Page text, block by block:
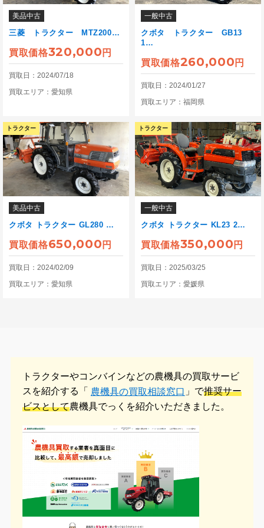
美品中古
三菱 トラクター MTZ200…
買取価格320,000 円
買取日：2024/07/18
買取エリア：愛知県
一般中古
クボタ トラクター GB13
1…
買取価格260,000 円
買取日：2024/01/27
買取エリア：福岡県
トラクター
美品中古
クボタ トラクター GL280 …
買取価格650,000 円
買取日：2024/02/09
買取エリア：愛知県
トラクター
一般中古
クボタ トラクター KL23 2…
買取価格350,000 円
買取日：2025/03/25
買取エリア：愛媛県
トラクターやコンバインなどの農機具の買取サービ
スを紹介する「 農機具の買取相談窓口 」で推奨サー
ビスとして農機具でっくを紹介いただきました。